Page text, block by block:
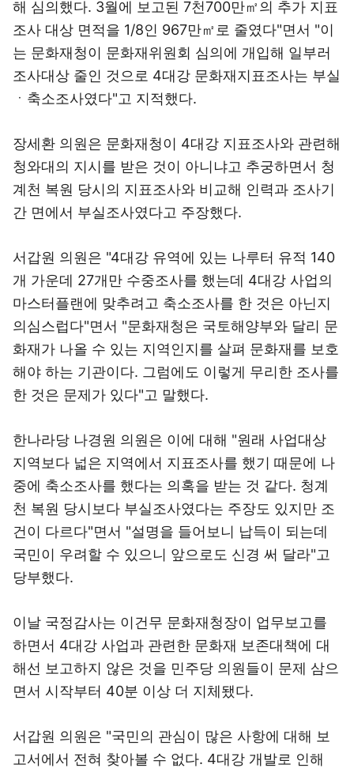
해 심의했다. 3월에 보고된 7천700만㎡의 추가 지표
조사 대상 면적을 1/8인 967만㎡로 줄였다"면서 "이
는 문화재청이 문화재위원회 심의에 개입해 일부러
조사대상 줄인 것으로 4대강 문화재지표조사는 부실
ㆍ축소조사였다"고 지적했다.
장세환 의원은 문화재청이 4대강 지표조사와 관련해
청와대의 지시를 받은 것이 아니냐고 추궁하면서 청
계천 복원 당시의 지표조사와 비교해 인력과 조사기
간 면에서 부실조사였다고 주장했다.
서갑원 의원은 "4대강 유역에 있는 나루터 유적 140
개 가운데 27개만 수중조사를 했는데 4대강 사업의
마스터플랜에 맞추려고 축소조사를 한 것은 아닌지
의심스럽다"면서 "문화재청은 국토해양부와 달리 문
화재가 나올 수 있는 지역인지를 살펴 문화재를 보호
해야 하는 기관이다. 그럼에도 이렇게 무리한 조사를
한 것은 문제가 있다"고 말했다.
한나라당 나경원 의원은 이에 대해 "원래 사업대상
지역보다 넓은 지역에서 지표조사를 했기 때문에 나
중에 축소조사를 했다는 의혹을 받는 것 같다. 청계
천 복원 당시보다 부실조사였다는 주장도 있지만 조
건이 다르다"면서 "설명을 들어보니 납득이 되는데
국민이 우려할 수 있으니 앞으로도 신경 써 달라"고
당부했다.
이날 국정감사는 이건무 문화재청장이 업무보고를
하면서 4대강 사업과 관련한 문화재 보존대책에 대
해선 보고하지 않은 것을 민주당 의원들이 문제 삼으
면서 시작부터 40분 이상 더 지체됐다.
서갑원 의원은 "국민의 관심이 많은 사항에 대해 보
고서에서 전혀 찾아볼 수 없다. 4대강 개발로 인해